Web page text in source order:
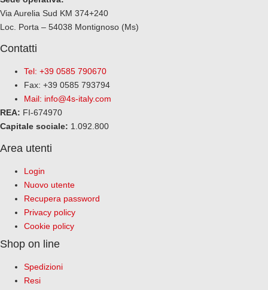
Via Aurelia Sud KM 374+240
Loc. Porta – 54038 Montignoso (Ms)
Contatti
Tel: +39 0585 790670
Fax: +39 0585 793794
Mail: info@4s-italy.com
REA: FI-674970
Capitale sociale: 1.092.800
Area utenti
Login
Nuovo utente
Recupera password
Privacy policy
Cookie policy
Shop on line
Spedizioni
Resi